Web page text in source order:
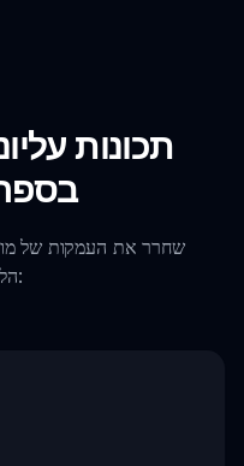
תכונות
שחרר את העמקות של
הליבה האלה: